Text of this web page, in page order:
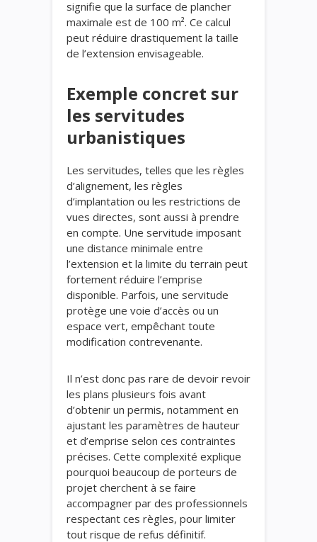
signifie que la surface de plancher
maximale est de 100 m². Ce calcul
peut réduire drastiquement la taille
de l’extension envisageable.
Exemple concret sur
les servitudes
urbanistiques
Les servitudes, telles que les règles
d’alignement, les règles
d’implantation ou les restrictions de
vues directes, sont aussi à prendre
en compte. Une servitude imposant
une distance minimale entre
l’extension et la limite du terrain peut
fortement réduire l’emprise
disponible. Parfois, une servitude
protège une voie d’accès ou un
espace vert, empêchant toute
modification contrevenante.
Il n’est donc pas rare de devoir revoir
les plans plusieurs fois avant
d’obtenir un permis, notamment en
ajustant les paramètres de hauteur
et d’emprise selon ces contraintes
précises. Cette complexité explique
pourquoi beaucoup de porteurs de
projet cherchent à se faire
accompagner par des professionnels
respectant ces règles, pour limiter
tout risque de refus définitif.